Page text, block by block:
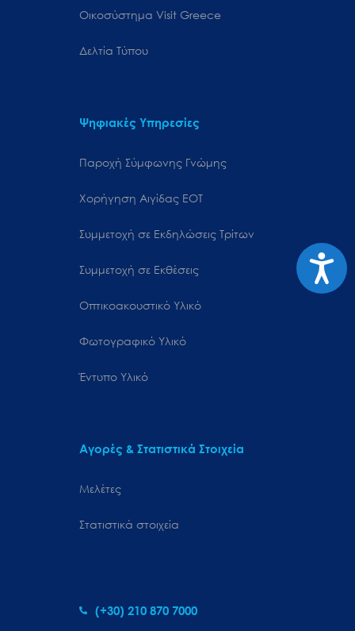
Oικοσύστημα Visit Greece
Δελτία Τύπου
Ψηφιακές Υπηρεσίες
Παροχή Σύμφωνης Γνώμης
Χορήγηση Αιγίδας ΕΟΤ
Συμμετοχή σε Εκδηλώσεις Τρίτων
Συμμετοχή σε Εκθέσεις
Οπτικοακουστικό Υλικό
Φωτογραφικό Υλικό
Έντυπο Υλικό
Αγορές & Στατιστικά Στοιχεία
Μελέτες
Στατιστικά στοιχεία
(+30) 210 870 7000